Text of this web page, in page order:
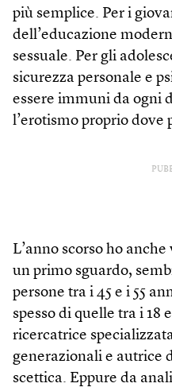
più semplice. Per i
dell’educazione
sessuale. Per gli
sicurezza personale e
essere immuni da ogni
l’erotismo proprio dove
L’anno scorso ho
un primo sguardo,
persone tra i 45 e i 55
spesso di quelle tra i 18
ricercatrice
generazionali e autrice
scettica. Eppure da